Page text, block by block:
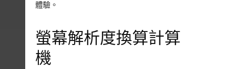
體驗。
螢幕解析度換算計算
機